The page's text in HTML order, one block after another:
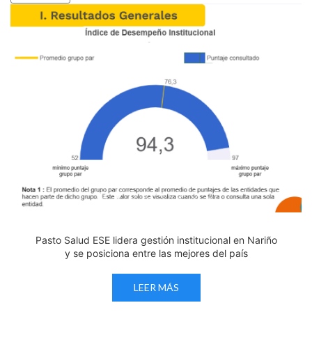
Edicto Emplazatorio a los Afiliados en el Régimen
Pasto Salud ESE lidera gestión institucional
Pasto Salud E.S.E. capacita a sus equipos
Último día para inscripciones en
Viceministro garantiza
Mil pesos que salvan vidas:
Cápsula 18-26 - Reporte
Cápsula 17-26 -
Pasto Salud E.S.E. capacita a sus equipos directivos
en normatividad disciplinaria
LEER MÁS